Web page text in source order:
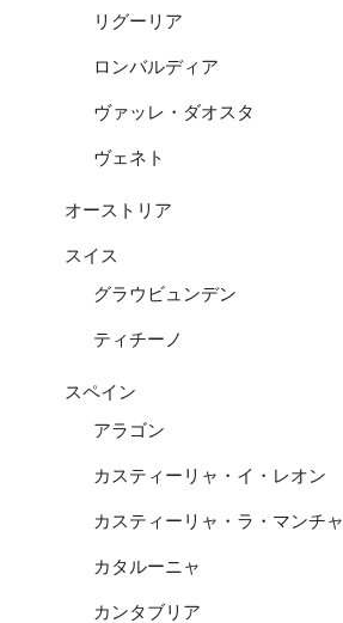
リグーリア
ロンバルディア
ヴァッレ・ダオスタ
ヴェネト
オーストリア
スイス
グラウビュンデン
ティチーノ
スペイン
アラゴン
カスティーリャ・イ・レオン
カスティーリャ・ラ・マンチャ
カタルーニャ
カンタブリア